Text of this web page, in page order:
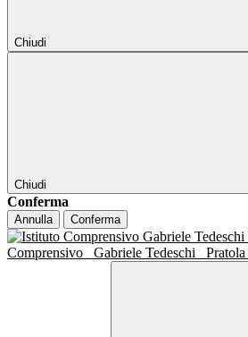
Chiudi
Chiudi
Conferma
Annulla Conferma
Comprensivo
Gabriele Tedeschi